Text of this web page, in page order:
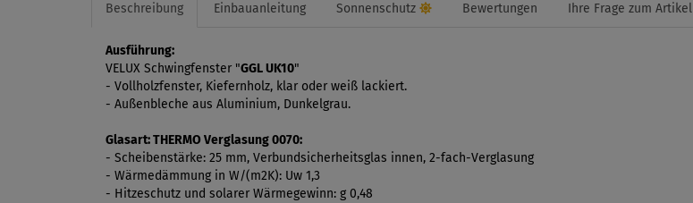
Beschreibung Einbauanleitung Sonnenschutz Bewertungen Ihre Frage zum Artikel
Ausführung:
VELUX Schwingfenster "GGL UK10"
- Vollholzfenster, Kiefernholz, klar oder weiß lackiert.
- Außenbleche aus Aluminium, Dunkelgrau.
Glasart:THERMO Verglasung 0070:
- Scheibenstärke: 25 mm, Verbundsicherheitsglas innen, 2-fach-Verglasung
- Wärmedämmung in W/(m2K): Uw 1,3
- Hitzeschutz und solarer Wärmegewinn: g 0,48